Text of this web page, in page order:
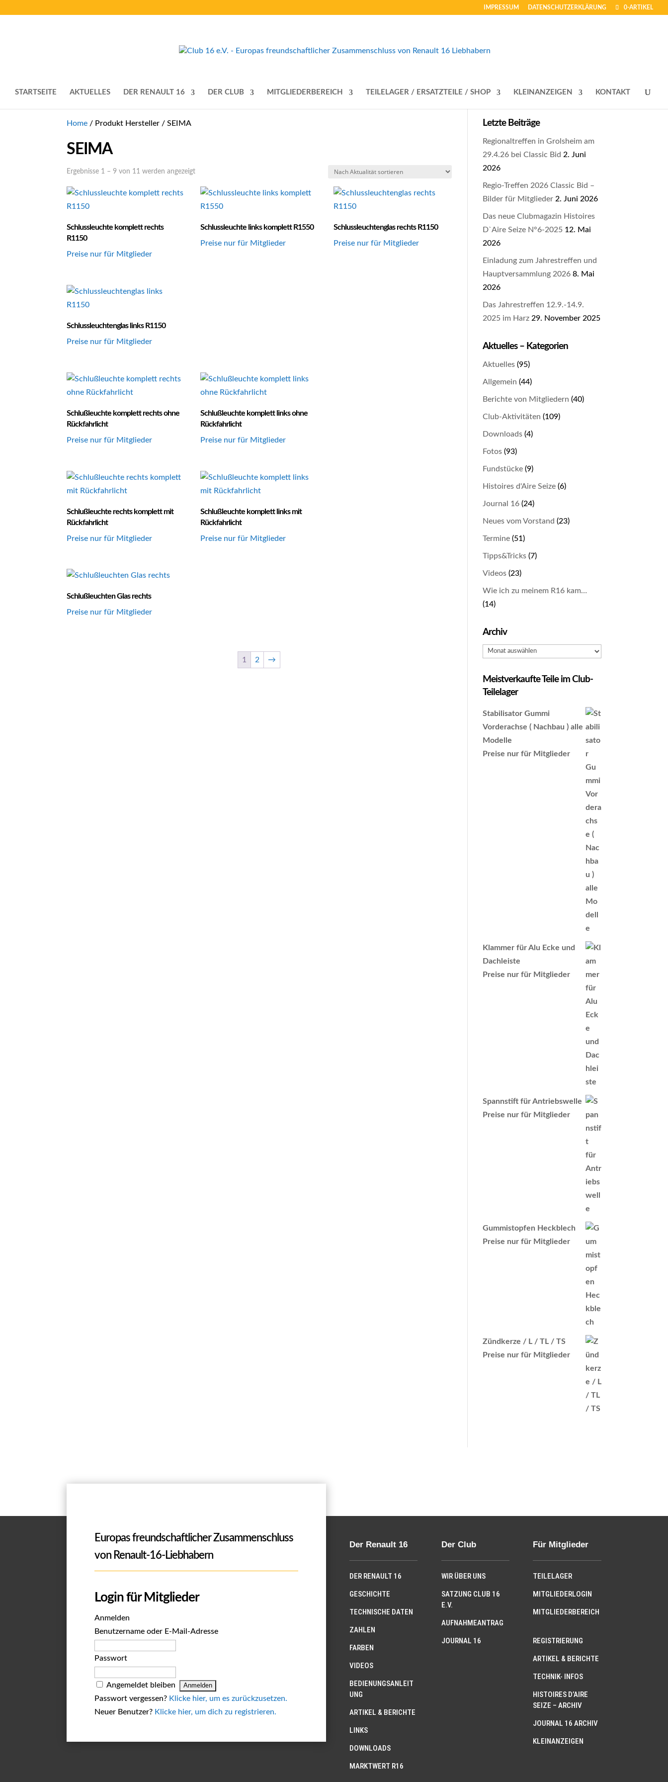
IMPRESSUM DATENSCHUTZERKLÄRUNG 0-ARTIKEL
STARTSEITE AKTUELLES DER RENAULT 16 DER CLUB MITGLIEDERBEREICH TEILELAGER / ERSATZTEILE / SHOP KLEINANZEIGEN KONTAKT
Home / Produkt Hersteller / SEIMA
SEIMA
Ergebnisse 1 – 9 von 11 werden angezeigtNach
Schlussleuchte komplett rechts
R1150
Preise nur für Mitglieder
Schlussleuchte links komplett R1550
Preise nur für Mitglieder
Schlussleuchtenglas rechts R1150
Preise nur für Mitglieder
Schlussleuchtenglas links R1150
Preise nur für Mitglieder
Schlußleuchte komplett rechts ohne
Rückfahrlicht
Preise nur für Mitglieder
Schlußleuchte komplett links ohne
Rückfahrlicht
Preise nur für Mitglieder
Schlußleuchte rechts komplett mit
Rückfahrlicht
Preise nur für Mitglieder
Schlußleuchte komplett links mit
Rückfahrlicht
Preise nur für Mitglieder
Schlußleuchten Glas rechts
Preise nur für Mitglieder
1 2 →
Letzte Beiträge
Regionaltreffen in Grolsheim am
29.4.26 bei Classic Bid 2. Juni
2026
Regio-Treffen 2026 Classic Bid –
Bilder für Mitglieder 2. Juni 2026
Das neue Clubmagazin Histoires
D`Aire Seize N°6-2025 12. Mai
2026
Einladung zum Jahrestreffen und
Hauptversammlung 2026 8. Mai
2026
Das Jahrestreffen 12.9.-14.9.
2025 im Harz 29. November 2025
Aktuelles – Kategorien
Aktuelles(95)
Allgemein (44)
Berichte von Mitgliedern (40)
Club-Aktivitäten (109)
Downloads(4)
Fotos(93)
Fundstücke(9)
Histoires d'Aire Seize(6)
Journal 16(24)
Neues vom Vorstand (23)
Termine(51)
Tipps&Tricks(7)
Videos(23)
Wie ich zu meinem R16 kam…
(14)
Archiv
Archiv
Meistverkaufte Teile im Club-
Teilelager
Stabilisator Gummi
Vorderachse ( Nachbau ) alle
Modelle
Preise nur für Mitglieder
Klammer für Alu Ecke und
Dachleiste
Preise nur für Mitglieder
Spannstift für Antriebswelle
Preise nur für Mitglieder
Gummistopfen Heckblech
Preise nur für Mitglieder
Zündkerze / L / TL / TS
Preise nur für Mitglieder
Europas freundschaftlicher Zusammenschluss
von Renault-16-Liebhabern
Login für Mitglieder
Anmelden
Benutzername oder E-Mail-Adresse
Passwort
Angemeldet bleiben
Passwort vergessen? Klicke hier, um es zurückzusetzen.
Neuer Benutzer? Klicke hier, um dich zu registrieren.
Der Renault 16
DER RENAULT 16
GESCHICHTE
TECHNISCHE DATEN
ZAHLEN
FARBEN
VIDEOS
BEDIENUNGSANLEIT
UNG
ARTIKEL & BERICHTE
LINKS
DOWNLOADS
MARKTWERT R16
Der Club
WIR ÜBER UNS
SATZUNG CLUB 16
E.V.
AUFNAHMEANTRAG
JOURNAL 16
Für Mitglieder
TEILELAGER
MITGLIEDERLOGIN
MITGLIEDERBEREICH
REGISTRIERUNG
ARTIKEL & BERICHTE
TECHNIK- INFOS
HISTOIRES D’AIRE
SEIZE – ARCHIV
JOURNAL 16 ARCHIV
KLEINANZEIGEN